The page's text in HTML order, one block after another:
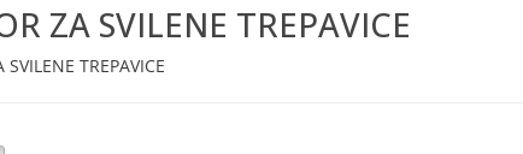
ZA SVILENE TREPAVICE
SVILENE TREPAVICE